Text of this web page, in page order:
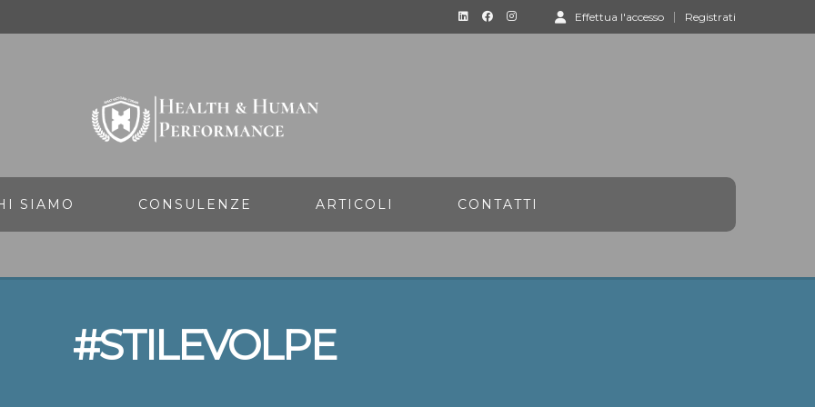
Effettua l'accesso Registrati
SIAMO CONSULENZE ARTICOLI CONTATTI
#STILEVOLPE